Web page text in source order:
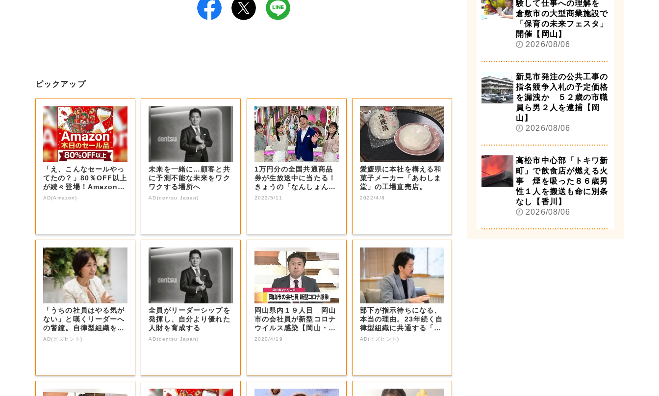
ピックアップ
「え、こんなセールやっ
てたの？」80％OFF以上
が続々登場！Amazonの
本気が...
AD(Amazon)
未来を一緒に…顧客と共
に予測不能な未来をワク
ワクする場所へ
AD(dentsu Japan)
1万円分の全国共通商品
券が生放送中に当たる！
きょうの「なんしょん？
生電話クイズ」...
2022/5/11
愛媛県に本社を構える和
菓子メーカー「あわしま
堂」の工場直売店。
2022/4/8
「うちの社員はやる気が
ない」と嘆くリーダーへ
の警鐘。自律型組織をつ
くる前に外せな...
AD(ビズヒント)
全員がリーダーシップを
発揮し、自分より優れた
人財を育成する
AD(dentsu Japan)
岡山県内１９人目 岡山
市の会社員が新型コロナ
ウイルス感染【岡山・岡
山市】
2020/4/19
部下が指示待ちになる、
本当の理由。23年続く自
律型組織に共通する「3
つの要素」
AD(ビズヒント)
験して仕事への理解を
倉敷市の大型商業施設で
「保育の未来フェスタ」
開催【岡山】
2026/08/06
新見市発注の公共工事の
指名競争入札の予定価格
を漏洩か ５２歳の市職
員ら男２人を逮捕【岡
山】
2026/08/06
高松市中心部「トキワ新
町」で飲食店が燃える火
事 煙を吸った８６歳男
性１人を搬送も命に別条
なし【香川】
2026/08/06